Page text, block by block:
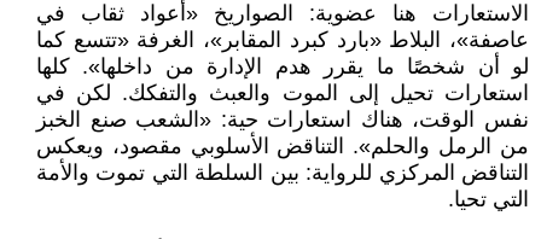
الاستعارات هنا عضوية: الصواريخ «أعواد ثقاب في
عاصفة»، البلاط «بارد كبرد المقابر»، الغرفة «تتسع كما
لو أن شخصًا ما يقرر هدم الإدارة من داخلها». كلها
استعارات تحيل إلى الموت والعبث والتفكك. لكن في
نفس الوقت، هناك استعارات حية: «الشعب صنع الخبز
من الرمل والحلم». التناقض الأسلوبي مقصود، ويعكس
التناقض المركزي للرواية: بين السلطة التي تموت والأمة
التي تحيا.